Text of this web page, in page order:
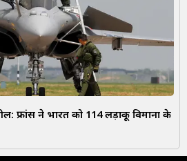
फ्रांस ने भारत को 114 लड़ाकू विमानों के